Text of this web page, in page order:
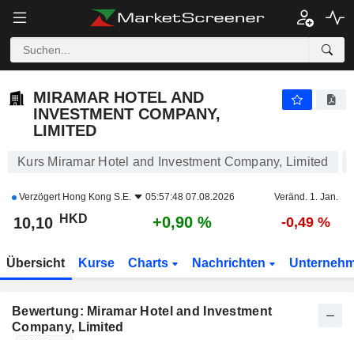
MIRAMAR HOTEL AND
INVESTMENT COMPANY,
LIMITED
Kurs Miramar Hotel and Investment Company, Limited
Verzögert Hong Kong S.E. 05:57:48 07.08.2026 Veränd. 1. Jan.
10,10 HKD +0,90 % -0,49 %
Übersicht Kurse Charts Nachrichten
Bewertung: Miramar Hotel and Investment
Company, Limited